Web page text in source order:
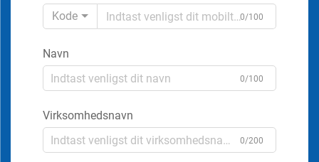
Kode
0/100
Navn
0/100
Virksomhedsnavn
0/200